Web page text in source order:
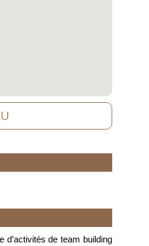
d’activités de team building